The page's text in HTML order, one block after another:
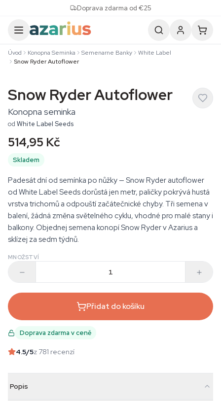
Doprava zdarma od €25
Úvod Konopna Seminka Semenarne Banky
White Label
Snow Ryder Autoflower
Snow Ryder Autoflower
Konopna seminka
od White Label Seeds
514,95 Kč
Skladem
Padesát dní od semínka po nůžky — Snow Ryder autoflower
od White Label Seeds dorůstá jen metr, paličky pokrývá hustá
vrstva trichomů a odpouští začátečnické chyby. Tři semena v
balení, žádná změna světelného cyklu, vhodné pro malé stany i
balkony. Objednej semena konopí Snow Ryder v Azarius a
sklízej za sedm týdnů.
MNOŽSTVÍ
Přidat do košíku
Doprava zdarma v ceně
4.5/5z 781 recenzí
Popis